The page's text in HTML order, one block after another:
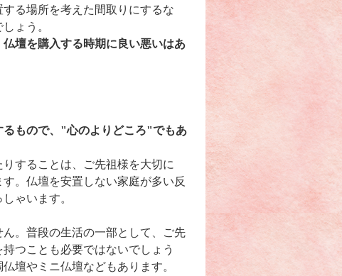
る場所を考えた間取りにするな
ょう。
仏壇を購入する時期に良い悪いはあ
るもので、"心のよりどころ"でもあ
することは、ご先祖様を大切に
。仏壇を安置しない家庭が多い反
ゃいます。
。普段の生活の一部として、ご先
つことも必要ではないでしょう
壇やミニ仏壇などもあります。